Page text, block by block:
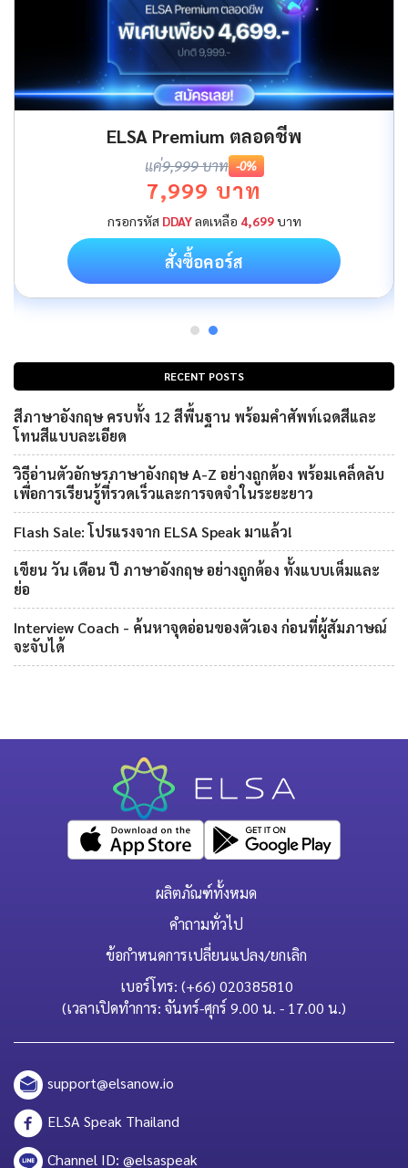
RECENT POSTS
สีภาษาอังกฤษ ครบทั้ง 12 สีพื้นฐาน พร้อมคำศัพท์เฉดสีและ
โทนสีแบบละเอียด
วิธีอ่านตัวอักษรภาษาอังกฤษ A-Z อย่างถูกต้อง พร้อมเคล็ดลับ
เพื่อการเรียนรู้ที่รวดเร็วและการจดจำในระยะยาว
Flash Sale: โปรแรงจาก ELSA Speak มาแล้ว!
เขียน วัน เดือน ปี ภาษาอังกฤษ อย่างถูกต้อง ทั้งแบบเต็มและ
ย่อ
Interview Coach - ค้นหาจุดอ่อนของตัวเอง ก่อนที่ผู้สัมภาษณ์
จะจับได้
ELSA Premium ตลอดชีพ
แค่9,999 บาท -0%
7,999 บาท
กรอกรหัส DDAYลดเหลือ 4,699บาท
สั่งซื้อคอร์ส
ผลิตภัณฑ์ทั้งหมด
คำถามทั่วไป
ข้อกำหนดการเปลี่ยนแปลง/ยกเลิก
เบอร์โทร: (+66) 020385810
(เวลาเปิดทำการ: จันทร์-ศุกร์ 9.00 น. - 17.00 น.)
support@elsanow.io
ELSA Speak Thailand
Channel ID: @elsaspeak